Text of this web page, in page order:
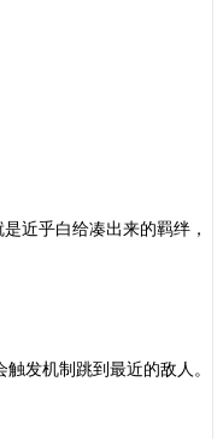
近乎白给凑出来的羁绊，
发机制跳到最近的敌人。